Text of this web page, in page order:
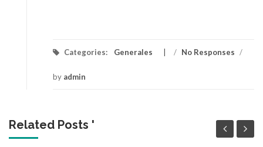
Categories: Generales / No Responses /
by admin
Related Posts '